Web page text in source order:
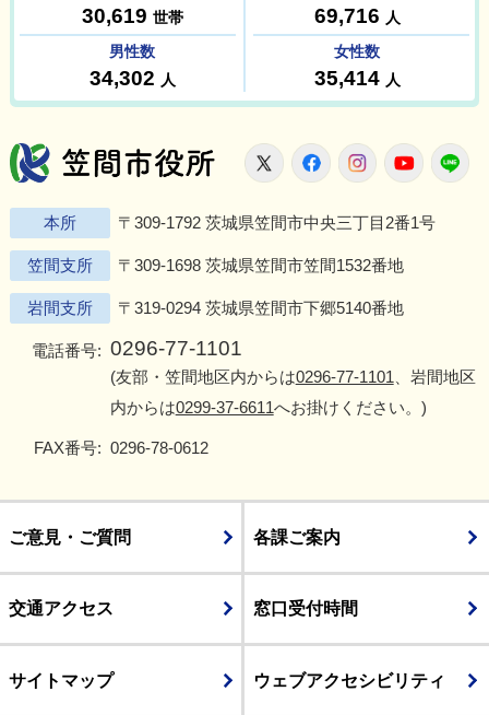
笠間市役所
X FacebookInstagram
本所 〒309-1792 茨城県笠間市中央三丁目2番1号
笠間支所 〒309-1698 茨城県笠間市笠間1532番地
岩間支所 〒319-0294 茨城県笠間市下郷5140番地
電話番号: 0296-77-1101
(友部・笠間地区内からは0296-77-1101 、岩間地区
内からは0299-37-6611へお掛けください。)
FAX番号: 0296-78-0612
ご意見・ご質問 各課ご案内
交通アクセス 窓口受付時間
サイトマップ ウェブアクセシビリティ